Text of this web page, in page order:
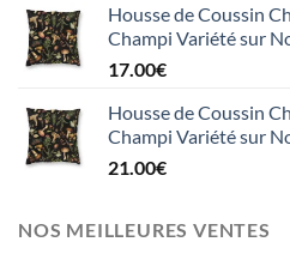
Housse de Coussin
Champi Variété sur
17.00€
Housse de Coussin
Champi Variété sur
21.00€
NOS MEILLEURES VENTES